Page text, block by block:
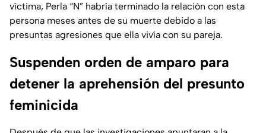
víctima, Perla “N” habría terminado la relación con esta
persona meses antes de su muerte debido a las
presuntas agresiones que ella vivía con su pareja.
Suspenden orden de amparo para
detener la aprehensión del presunto
feminicida